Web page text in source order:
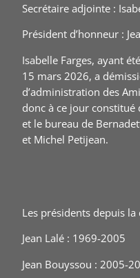
Secrétaire adjointe :
Président d’honneur :
Isabelle Farges, ayant
15 mars 2026, a
d’administration des
donc à ce jour
et le bureau de
et Michel Petijean.
Les présidents depuis la
Jean Lalé : 1969-2005
Jean Bouyssou : 2005-